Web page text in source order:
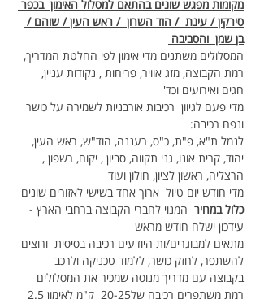
מקומות מפגש שונים בהתאם למסלול האימון  בכפר
סירקין / עינת  / הוד השרון  / ראש העין / שוהם /
בן שמן  והסביבה
המסלולים משתנים מדי אימון לפי החלטת המדריך,
רמת הקבוצה, מזג אוויר, פריחות , נקודות עניין,
חגים ואירועים וכד'
מדי פעם לגיוון  רכיבות אורבניות לשמירה על כושר
ונפח רכיבה:
לנמל ת"א, פ"ת, כ"ס, רעננה, הוד"ש, ראש העין,
יהוד, קרית אונו, גני תקווה, סביון , יקום, רשפון ,
הרצליה, ראשון לציון, חולון ועוד
מדי חודש יום טיול  ארוך אחד בשישי לאזורים שונים
כלול במחיר המנוי לחברי הקבוצה ברחבי הארץ -
עידכון ישלח חודש מראש
מתאים למבוגרים/ות היודעים רכיבה בסיסית  ורוצים
להשתפר, לחזק כושר, ללמוד טכניקה ולרכב
בקבוצה עם מדריך מנוסה שמכיר את המסלולים